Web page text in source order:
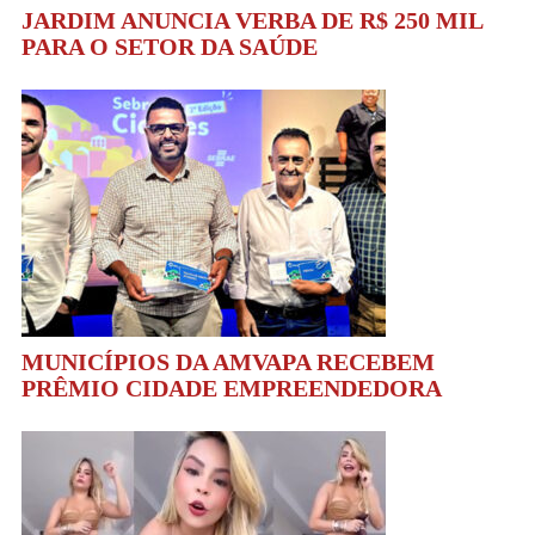
JARDIM ANUNCIA VERBA DE R$ 250 MIL
PARA O SETOR DA SAÚDE
MUNICÍPIOS DA AMVAPA RECEBEM
PRÊMIO CIDADE EMPREENDEDORA